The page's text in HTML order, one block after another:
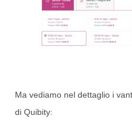
Ma vediamo nel dettaglio i
di Quibity: